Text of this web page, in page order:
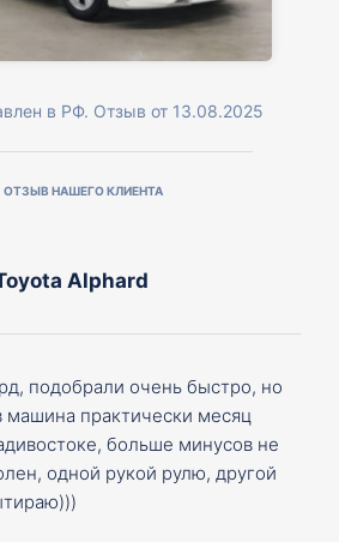
в РФ. Отзыв от 13.08.2025
ОТЗЫВ НАШЕГО КЛИЕНТА
Alphard
подобрали очень быстро, но
машина практически месяц
больше минусов не
одной рукой рулю, другой